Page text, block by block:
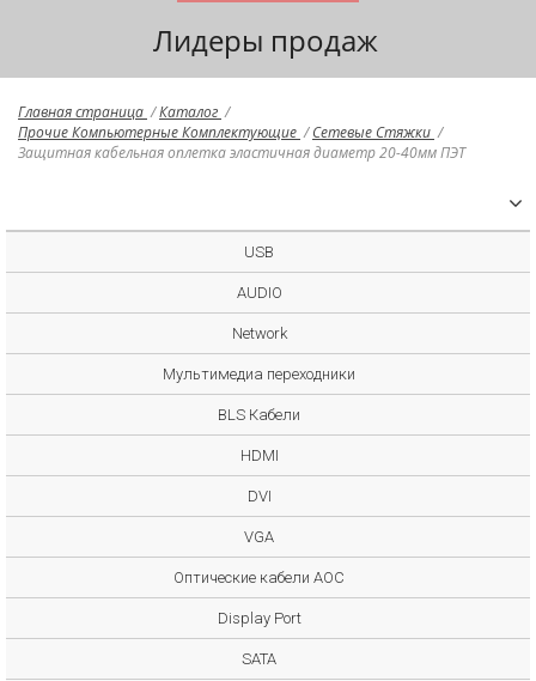
Лидеры продаж
Главная страница /Каталог /
Прочие Компьютерные Комплектующие / Сетевые Стяжки /
Защитная кабельная оплетка эластичная диаметр 20-40мм ПЭТ
USB
AUDIO
Network
Мультимедиа переходники
BLS Кабели
HDMI
DVI
VGA
Оптические кабели AOC
Display Port
SATA